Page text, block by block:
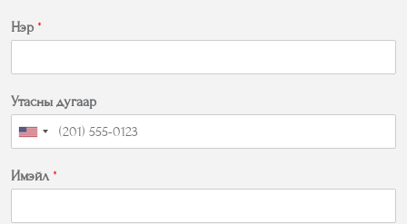
Нэр *
Утасны дугаар
Имэйл *